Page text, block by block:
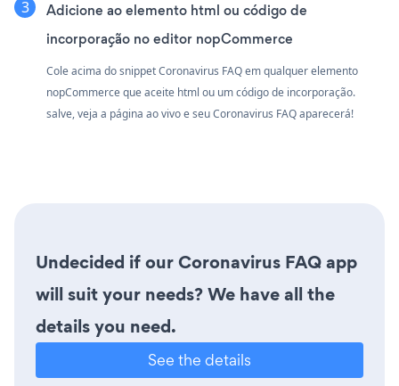
Adicione ao elemento html ou código de
incorporação no editor nopCommerce
Cole acima do snippet Coronavirus FAQ em qualquer elemento
nopCommerce que aceite html ou um código de incorporação.
salve, veja a página ao vivo e seu Coronavirus FAQ aparecerá!
Undecided if our Coronavirus FAQ app
will suit your needs? We have all the
details you need.
See the details